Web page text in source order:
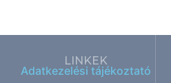
LINKEK
Adatkezelési tájékoztató